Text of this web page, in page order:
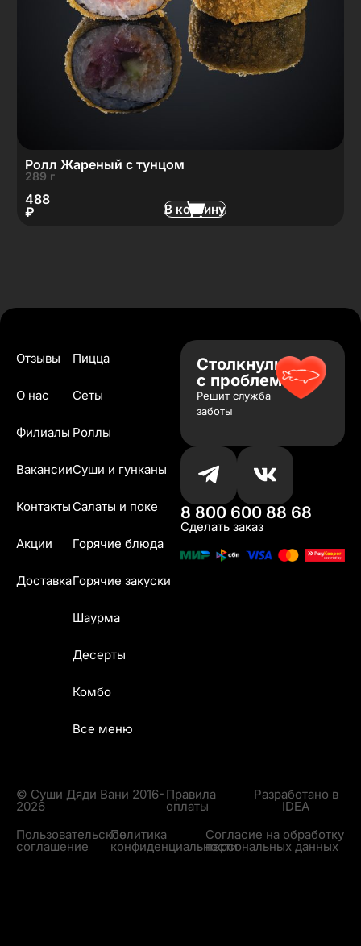
Ролл Жареный с тунцом
289 г
488
₽
В корзину
Отзывы
О нас
Филиалы
Вакансии
Контакты
Акции
Доставка
Пицца
Сеты
Роллы
Суши и гунканы
Салаты и поке
Горячие блюда
Горячие закуски
Шаурма
Десерты
Комбо
Все меню
Столкнулись
с проблемой?
Решит служба
заботы
8 800 600 88 68
Сделать заказ
© Суши Дяди Вани 2016-
2026
Правила
оплаты
Разработано в
IDEA
Пользовательское
соглашение
Политика
конфиденциальности
Согласие на обработку
персональных данных